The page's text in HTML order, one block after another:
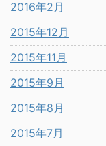
2016年2月
2015年12月
2015年11月
2015年9月
2015年8月
2015年7月